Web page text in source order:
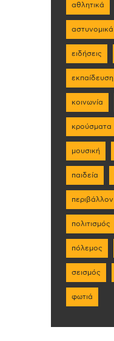
αθλητικά
αστυνομικά
ειδήσεις
εκπαίδευση
κοινωνία
κρούσματα
μουσική
παιδεία
περιβάλλον
πολιτισμός
πόλεμος
σεισμός
φωτιά